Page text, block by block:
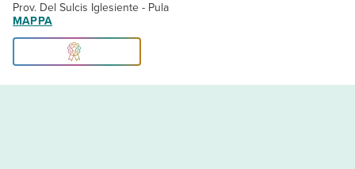
Prov. Del Sulcis Iglesiente - Pula
MAPPA